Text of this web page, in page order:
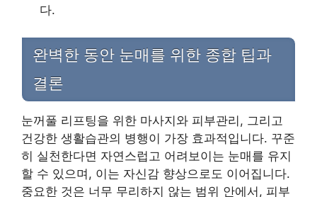
다.
완벽한 동안 눈매를 위한 종합 팁과
결론
눈꺼풀 리프팅을 위한 마사지와 피부관리, 그리고
건강한 생활습관의 병행이 가장 효과적입니다. 꾸준
히 실천한다면 자연스럽고 어려보이는 눈매를 유지
할 수 있으며, 이는 자신감 향상으로도 이어집니다.
중요한 것은 너무 무리하지 않는 범위 안에서, 피부